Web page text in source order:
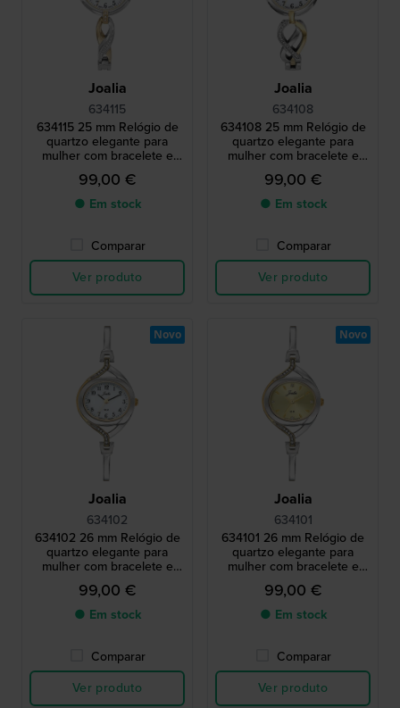
Joalia
634115
634115 25 mm Relógio de
quartzo elegante para
mulher com bracelete e
cristais
99,00 €
● Em stock
Comparar
Ver produto
Joalia
634108
634108 25 mm Relógio de
quartzo elegante para
mulher com bracelete e
cristais
99,00 €
● Em stock
Comparar
Ver produto
Joalia
634102
634102 26 mm Relógio de
quartzo elegante para
mulher com bracelete e
cristais
99,00 €
● Em stock
Comparar
Ver produto
Novo
Joalia
634101
634101 26 mm Relógio de
quartzo elegante para
mulher com bracelete e
cristais
99,00 €
● Em stock
Comparar
Ver produto
Novo